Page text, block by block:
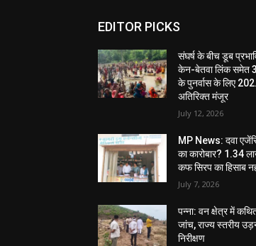
EDITOR PICKS
संघर्ष के बीच डूब
केन-बेतवा लिंक समेत 3
के पुनर्वास के लिए
अतिरिक्त मंजूर
July 12, 2026
MP News: दवा
का कारोबार? 1.34
कफ सिरप का हिसाब
July 7, 2026
पन्ना: वन क्षेत्र में
जांच, राज्य स्तरीय
निरीक्षण